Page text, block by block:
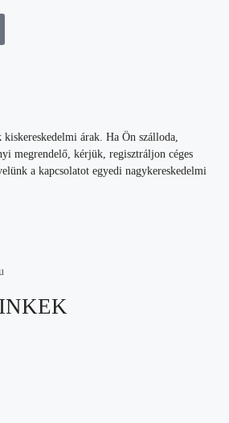
árak. Ha Ön szálloda,
megrendelő, kérjük, regisztráljon céges
a kapcsolatot egyedi nagykereskedelmi